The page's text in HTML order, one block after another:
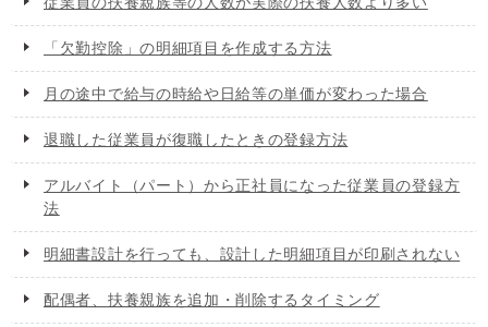
「欠勤控除」の明細項目を作成する方法
月の途中で給与の時給や日給等の単価が変わった場合
退職した従業員が復職したときの登録方法
アルバイト（パート）から正社員になった従業員の登録方
法
明細書設計を行っても、設計した明細項目が印刷されない
配偶者、扶養親族を追加・削除するタイミング